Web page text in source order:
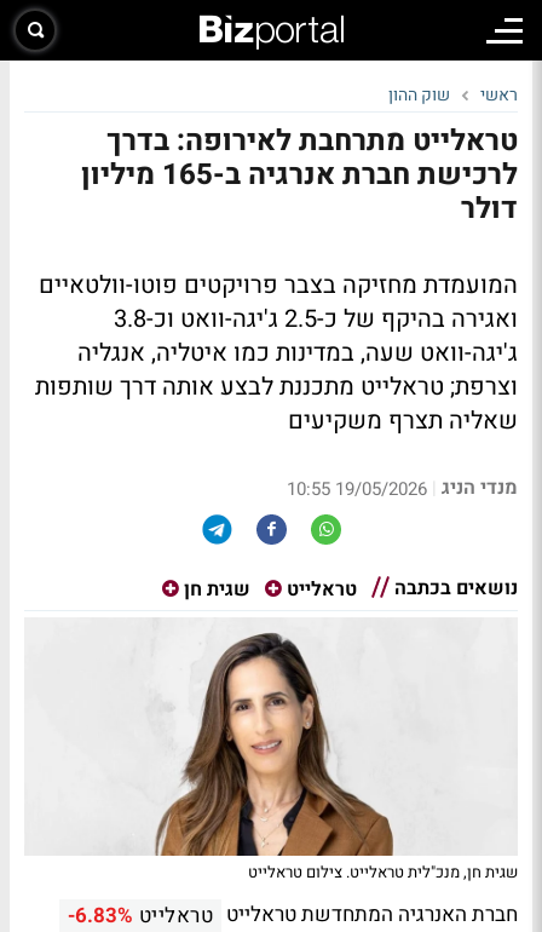
ראשי שוק ההון
טראלייט מתרחבת לאירופה: בדרך
לרכישת חברת אנרגיה ב-165 מיליון
דולר
המועמדת מחזיקה בצבר פרויקטים פוטו-וולטאיים
ואגירה בהיקף של כ-2.5 ג'יגה-וואט וכ-3.8
ג'יגה-וואט שעה, במדינות כמו איטליה, אנגליה
וצרפת; טראלייט מתכננת לבצע אותה דרך שותפות
שאליה תצרף משקיעים
מנדי הניג |
19/05/2026 10:55
נושאים בכתבה טראלייט שגית חן
שגית חן, מנכ"לית טראלייט. צילום טראלייט
חברת האנרגיה המתחדשת טראלייט טראלייט -6.83%